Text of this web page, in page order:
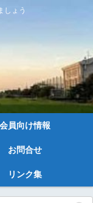
しょう
会員向け情報
お問合せ
リンク集